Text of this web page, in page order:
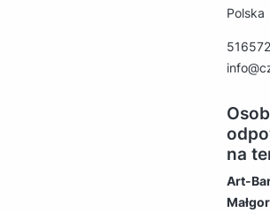
Polska
na
Art-